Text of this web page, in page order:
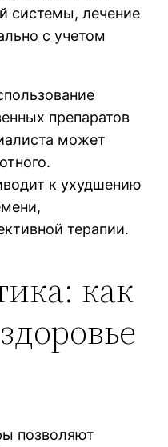
системы, лечение
с учетом
препаратов
может
к ухудшению
терапии.
как
позволяют